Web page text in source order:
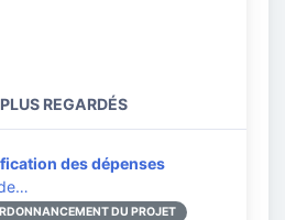
REGARDÉS
des dépenses
DU PROJET